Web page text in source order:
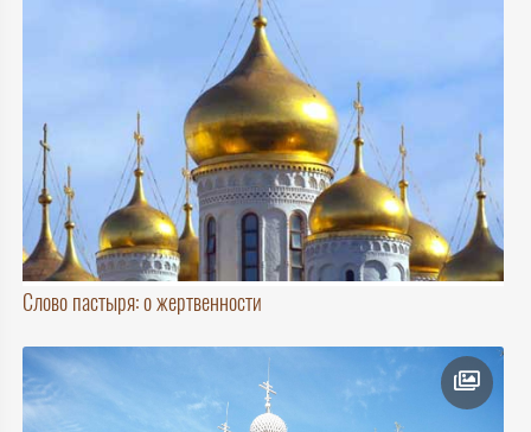
Слово пастыря: о жертвенности